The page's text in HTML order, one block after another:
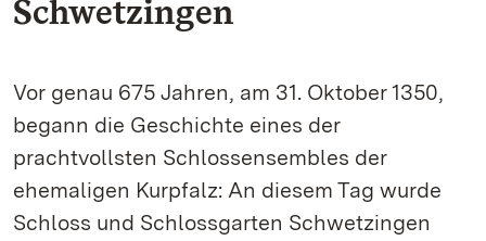
Schwetzingen
Vor genau 675 Jahren, am 31. Oktober 1350,
begann die Geschichte eines der
prachtvollsten Schlossensembles der
ehemaligen Kurpfalz: An diesem Tag wurde
Schloss und Schlossgarten Schwetzingen